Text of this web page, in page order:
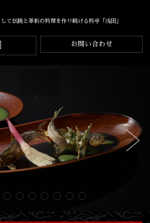
て伝統と革新の料理を作り続ける料亭「浅田」
お問い合わせ